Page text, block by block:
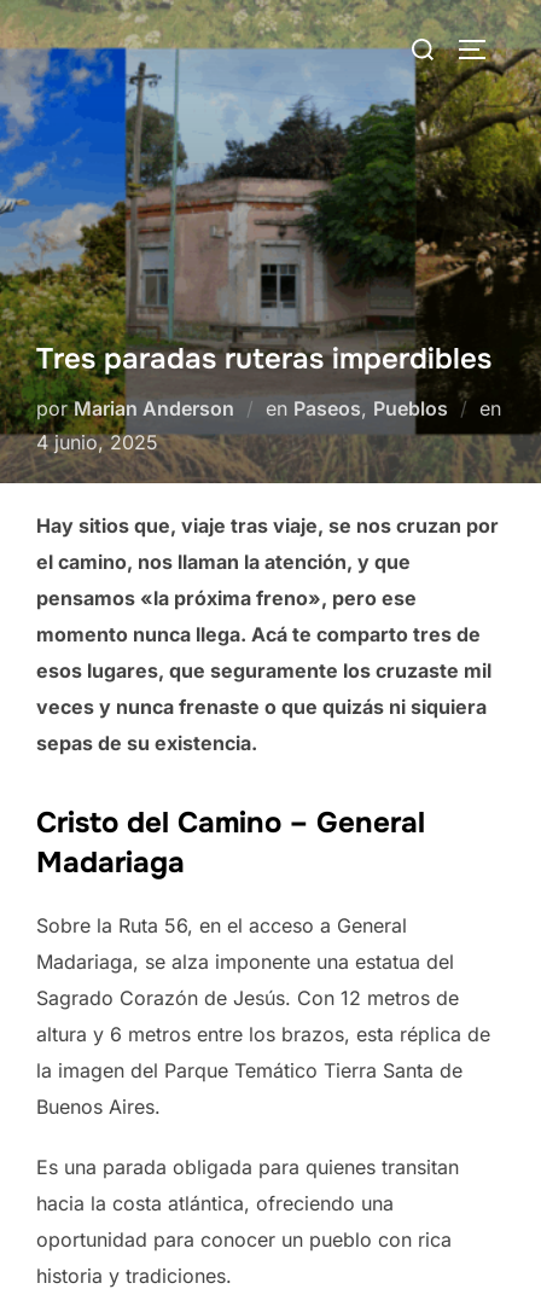
Saltar
al
contenido
Buscar:
Tres paradas ruteras imperdibles
porMarian Anderson en Paseos, Pueblos
en
Publicado
el
4 junio, 2025
Hay sitios que, viaje tras viaje, se nos cruzan por
el camino, nos llaman la atención, y que
pensamos «la próxima freno», pero ese
momento nunca llega. Acá te comparto tres de
esos lugares, que seguramente los cruzaste mil
veces y nunca frenaste o que quizás ni siquiera
sepas de su existencia.
Cristo del Camino – General
Madariaga
Sobre la Ruta 56, en el acceso a General
Madariaga, se alza imponente una estatua del
Sagrado Corazón de Jesús. Con 12 metros de
altura y 6 metros entre los brazos, esta réplica de
la imagen del Parque Temático Tierra Santa de
Buenos Aires.
Es una parada obligada para quienes transitan
hacia la costa atlántica, ofreciendo una
oportunidad para conocer un pueblo con rica
historia y tradiciones.